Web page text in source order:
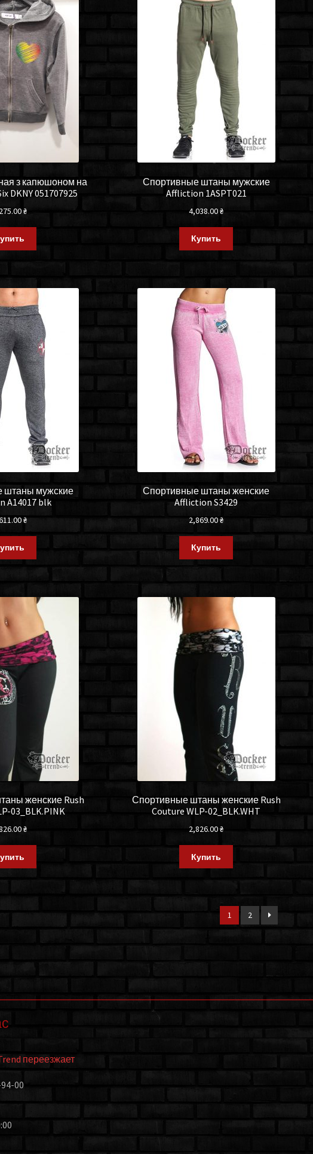
з капюшоном на
DKNY 051707925
₴
Спортивные штаны мужские
Affliction 1ASPT021
4,038.00₴
Купить
штаны мужские
A14017 blk
₴
Спортивные штаны женские
Affliction S3429
2,869.00₴
Купить
женские Rush
03_BLK.PINK
₴
Спортивные штаны женские Rush
Couture WLP-02_BLK.WHT
2,826.00₴
Купить
1 2
переезжает
00